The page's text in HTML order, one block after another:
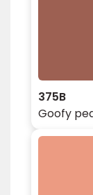
375B
Goofy